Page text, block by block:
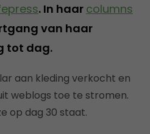
. In haar columns
van haar
tot dag.
aan kleding verkocht en
weblogs toe te stromen.
op dag 30 staat.